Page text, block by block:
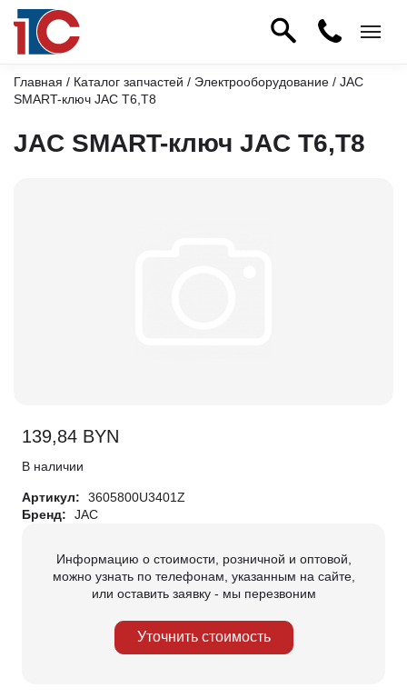
Главная / Каталог запчастей / Электрооборудование / JAC
SMART-ключ JAC T6,T8
JAC SMART-ключ JAC T6,T8
139,84 BYN
В наличии
Артикул:
3605800U3401Z
Бренд:
JAC
Информацию о стоимости, розничной и оптовой,
можно узнать по телефонам, указанным на сайте,
или оставить заявку - мы перезвоним
Уточнить стоимость